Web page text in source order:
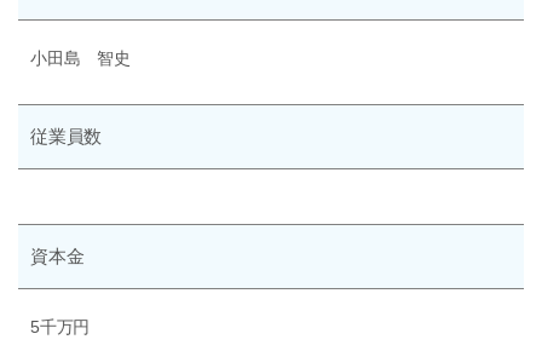
小田島 智史
従業員数
資本金
5千万円